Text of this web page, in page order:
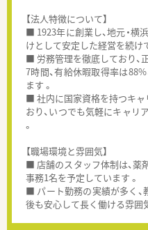
【法人特徴について】
■ 1923年に創業し、地元・横
けとして安定した経営を続け
■ 労務管理を徹底しており、
7時間、有給休暇取得率は
ます 。
■ 社内に国家資格を持つキ
おり、いつでも気軽にキャリ
。
【職場環境と雰囲気】
■ 店舗のスタッフ体制は、薬
事務1名を予定しています 。
■ パート勤務の実績が多く、
後も安心して長く働ける雰囲